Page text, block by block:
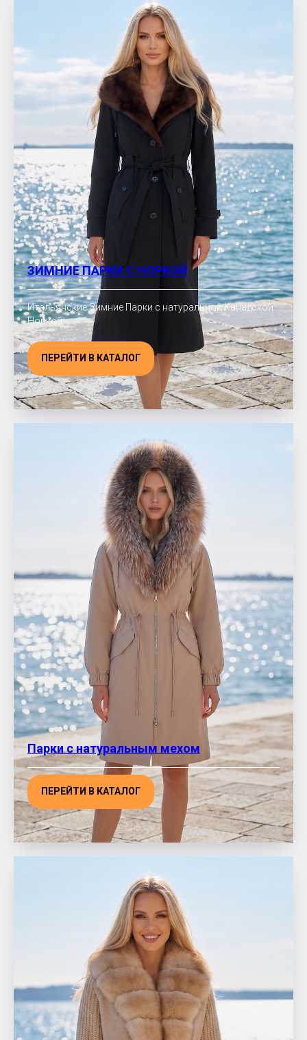
ЗИМНИЕ ПАРКИ С НОРКОЙ
Итальянские Зимние Парки с натуральной Канадской
Норкой
ПЕРЕЙТИ В КАТАЛОГ
Парки с натуральным мехом
ПЕРЕЙТИ В КАТАЛОГ